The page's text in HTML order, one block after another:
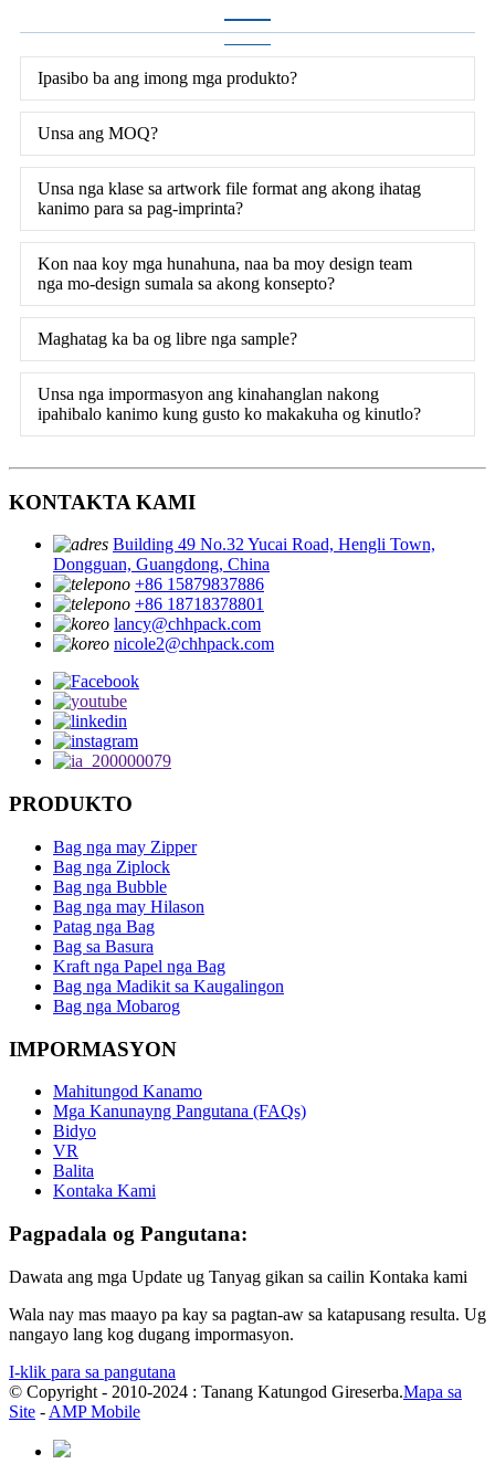
Ipasibo ba ang imong mga produkto?
Unsa ang MOQ?
Unsa nga klase sa artwork file format ang akong ihatag
kanimo para sa pag-imprinta?
Kon naa koy mga hunahuna, naa ba moy design team
nga mo-design sumala sa akong konsepto?
Maghatag ka ba og libre nga sample?
Unsa nga impormasyon ang kinahanglan nakong
ipahibalo kanimo kung gusto ko makakuha og kinutlo?
KONTAKTA KAMI
Building 49 No.32 Yucai Road, Hengli Town,
Dongguan, Guangdong, China
+86 15879837886
+86 18718378801
lancy@chhpack.com
nicole2@chhpack.com
PRODUKTO
Bag nga may Zipper
Bag nga Ziplock
Bag nga Bubble
Bag nga may Hilason
Patag nga Bag
Bag sa Basura
Kraft nga Papel nga Bag
Bag nga Madikit sa Kaugalingon
Bag nga Mobarog
IMPORMASYON
Mahitungod Kanamo
Mga Kanunayng Pangutana (FAQs)
Bidyo
VR
Balita
Kontaka Kami
Pagpadala og Pangutana:
Dawata ang mga Update ug Tanyag gikan sa cailin Kontaka kami
Wala nay mas maayo pa kay sa pagtan-aw sa katapusang resulta. Ug
nangayo lang kog dugang impormasyon.
I-klik para sa pangutana
© Copyright - 2010-2024 : Tanang Katungod Gireserba.Mapa sa
Site - AMP Mobile